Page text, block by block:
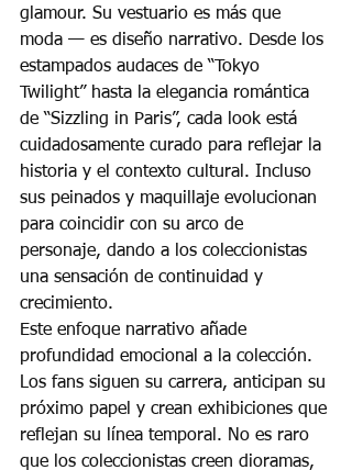
glamour. Su vestuario es más que
moda — es diseño narrativo. Desde los
estampados audaces de “Tokyo
Twilight” hasta la elegancia romántica
de “Sizzling in Paris”, cada look está
cuidadosamente curado para reflejar la
historia y el contexto cultural. Incluso
sus peinados y maquillaje evolucionan
para coincidir con su arco de
personaje, dando a los coleccionistas
una sensación de continuidad y
crecimiento.
Este enfoque narrativo añade
profundidad emocional a la colección.
Los fans siguen su carrera, anticipan su
próximo papel y crean exhibiciones que
reflejan su línea temporal. No es raro
que los coleccionistas creen dioramas,